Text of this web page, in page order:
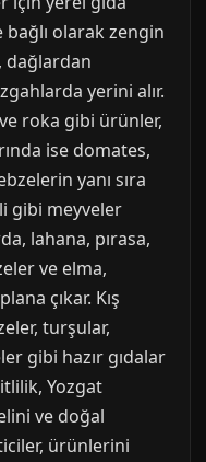
olarak zengin
dağlardan
yerini alır.
roka gibi ürünler,
ise domates,
yanı sıra
gibi meyveler
lahana, pırasa,
ve elma,
çıkar. Kış
turşular,
gibi hazır gıdalar
Yozgat
ve doğal
ürünlerini